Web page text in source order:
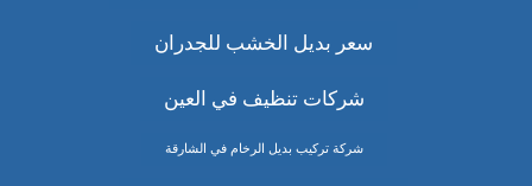
سعر بديل الخشب للجدران
شركات تنظيف في العين
شركة تركيب بديل الرخام في الشارقة